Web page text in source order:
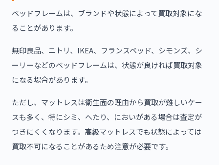
ベッドフレームは、ブランドや状態によって買取対象にな
ることがあります。
無印良品、ニトリ、IKEA、フランスベッド、シモンズ、シ
ーリーなどのベッドフレームは、状態が良ければ買取対象
になる場合があります。
ただし、マットレスは衛生面の理由から買取が難しいケー
スも多く、特にシミ、へたり、においがある場合は査定が
つきにくくなります。高級マットレスでも状態によっては
買取不可になることがあるため注意が必要です。